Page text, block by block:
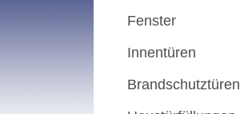
Fenster
Innentüren
Brandschutztüren